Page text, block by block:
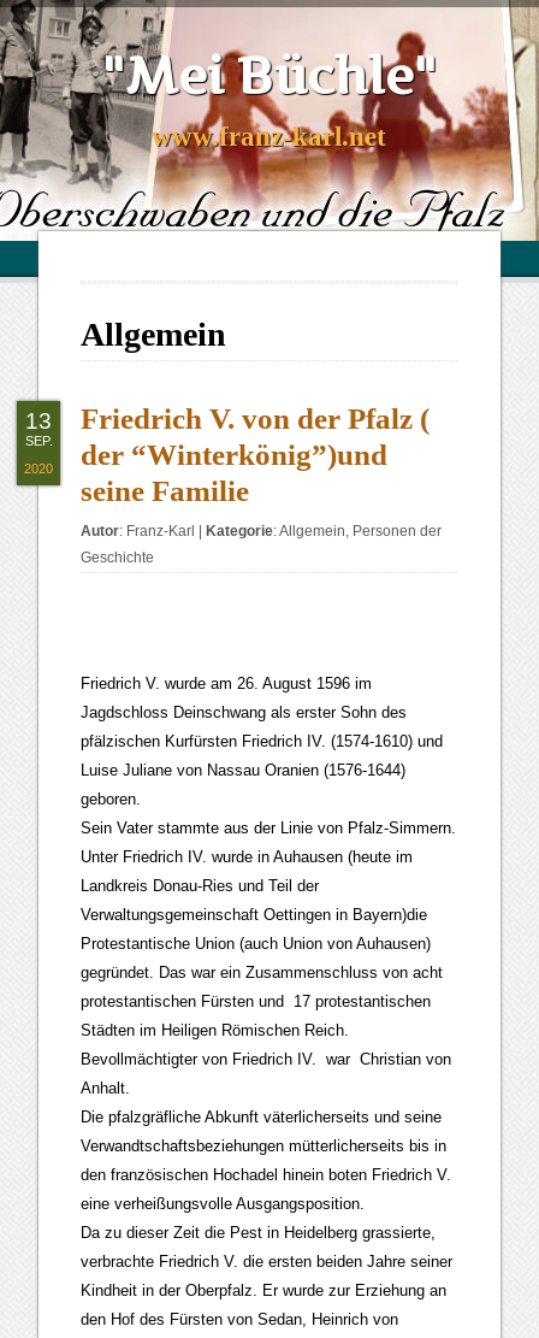
"Mei Büchle"
www.franz-karl.net
Allgemein
Friedrich V. von der Pfalz (
der “Winterkönig”)und
seine Familie
Autor: Franz-Karl Kategorie:Allgemein, Personen der
Geschichte
Friedrich V. wurde am 26. August 1596 im
Jagdschloss Deinschwang als erster Sohn des
pfälzischen Kurfürsten Friedrich IV. (1574-1610) und
Luise Juliane von Nassau Oranien (1576-1644)
geboren.
Sein Vater stammte aus der Linie von Pfalz-Simmern.
Unter Friedrich IV. wurde in Auhausen (heute im
Landkreis Donau-Ries und Teil der
Verwaltungsgemeinschaft Oettingen in Bayern)die
Protestantische Union (auch Union von Auhausen)
gegründet. Das war ein Zusammenschluss von acht
protestantischen Fürsten und 17 protestantischen
Städten im Heiligen Römischen Reich.
Bevollmächtigter von Friedrich IV. war Christian von
Anhalt.
Die pfalzgräfliche Abkunft väterlicherseits und seine
Verwandtschaftsbeziehungen mütterlicherseits bis in
den französischen Hochadel hinein boten Friedrich V.
eine verheißungsvolle Ausgangsposition.
Da zu dieser Zeit die Pest in Heidelberg grassierte,
verbrachte Friedrich V. die ersten beiden Jahre seiner
Kindheit in der Oberpfalz. Er wurde zur Erziehung an
den Hof des Fürsten von Sedan, Heinrich von
13
SEP.
2020